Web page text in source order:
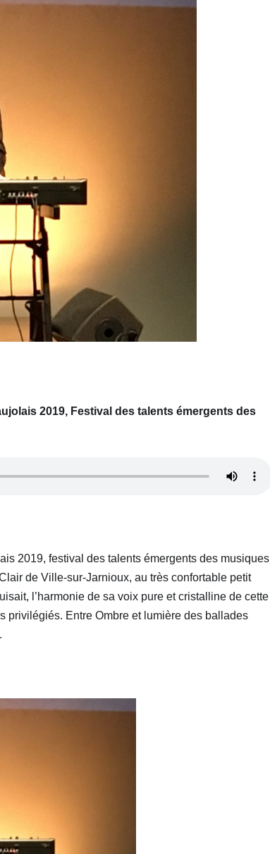
2019, Festival des talents émergents des
2019, festival des talents émergents des musiques
de Ville-sur-Jarnioux, au très confortable petit
l’harmonie de sa voix pure et cristalline de cette
privilégiés. Entre Ombre et lumière des ballades